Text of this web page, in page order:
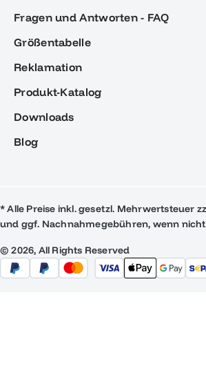
Fragen und Antworten - FAQ
Größentabelle
Reklamation
Produkt-Katalog
Downloads
Blog
* Alle Preise inkl. gesetzl. Mehrwertsteuer
und ggf. Nachnahmegebühren, wenn
© 2026, All Rights Reserved